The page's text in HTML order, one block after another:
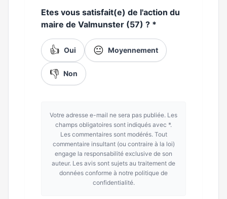
Etes vous satisfait(e) de l'action du
maire de Valmunster (57) ? *
👍 Oui 😐 Moyennement
👎 Non
Votre adresse e-mail ne sera pas publiée. Les
champs obligatoires sont indiqués avec *.
Les commentaires sont modérés. Tout
commentaire insultant (ou contraire à la loi)
engage la responsabilité exclusive de son
auteur. Les avis sont sujets au traitement de
données conforme à notre politique de
confidentialité.